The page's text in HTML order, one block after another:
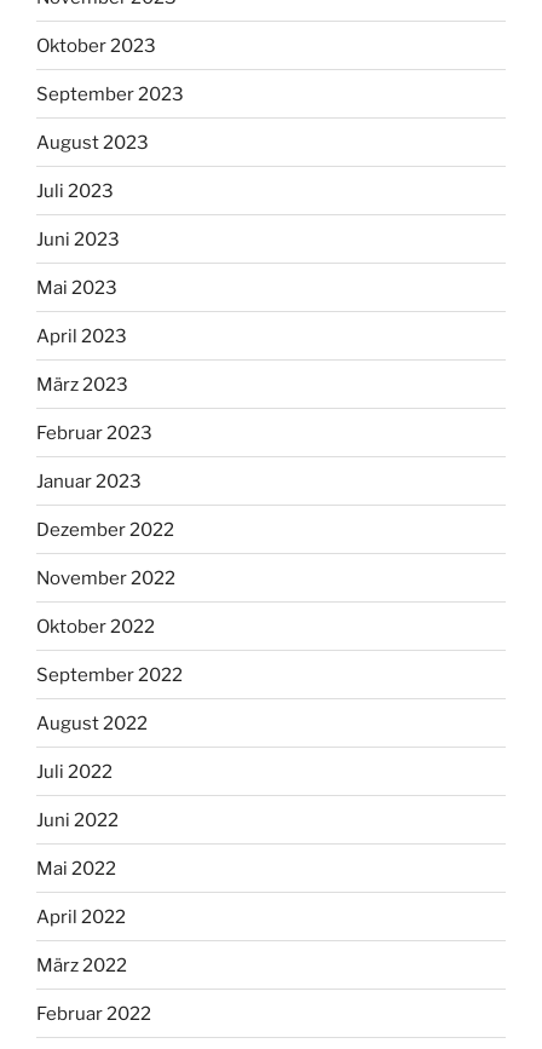
Oktober 2023
September 2023
August 2023
Juli 2023
Juni 2023
Mai 2023
April 2023
März 2023
Februar 2023
Januar 2023
Dezember 2022
November 2022
Oktober 2022
September 2022
August 2022
Juli 2022
Juni 2022
Mai 2022
April 2022
März 2022
Februar 2022